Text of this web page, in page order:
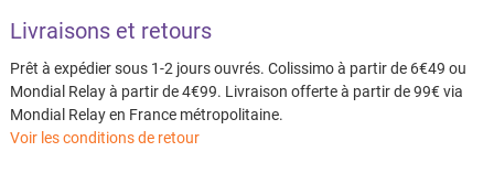
Livraisons et retours
Prêt à expédier sous 1-2 jours ouvrés. Colissimo à partir de 6€49 ou
Mondial Relay à partir de 4€99. Livraison offerte à partir de 99€ via
Mondial Relay en France métropolitaine.
Voir les conditions de retour